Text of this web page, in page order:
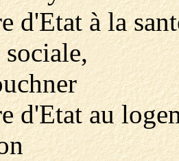
d'Etat à la
d'Etat au